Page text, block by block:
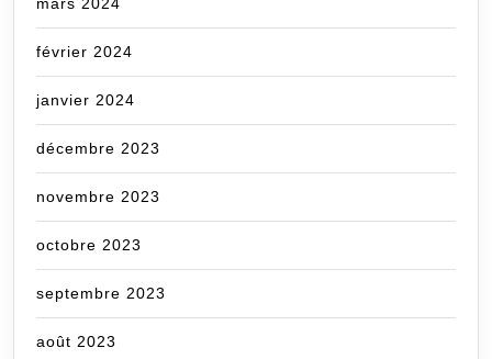
février 2024
janvier 2024
décembre 2023
novembre 2023
octobre 2023
septembre 2023
août 2023